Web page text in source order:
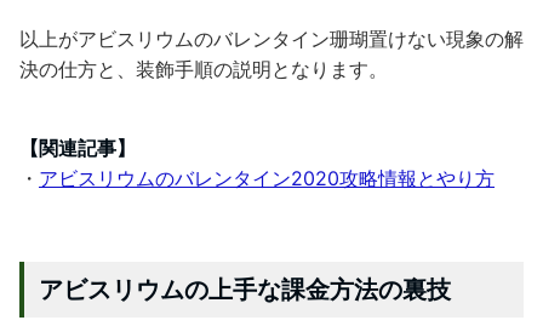
以上がアビスリウムのバレンタイン珊瑚置けない現象の解
決の仕方と、装飾手順の説明となります。
【関連記事】
・ アビスリウムのバレンタイン2020攻略情報とやり方
アビスリウムの上手な課金方法の裏技